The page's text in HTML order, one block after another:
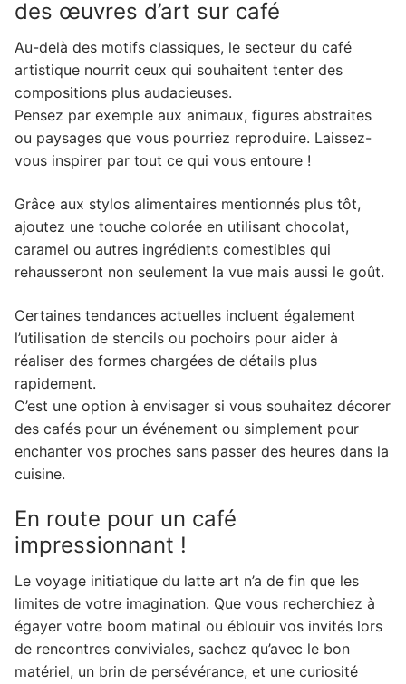
des œuvres d’art sur café
Au-delà des motifs classiques, le secteur du café
artistique nourrit ceux qui souhaitent tenter des
compositions plus audacieuses.
Pensez par exemple aux animaux, figures abstraites
ou paysages que vous pourriez reproduire. Laissez-
vous inspirer par tout ce qui vous entoure !
Grâce aux stylos alimentaires mentionnés plus tôt,
ajoutez une touche colorée en utilisant chocolat,
caramel ou autres ingrédients comestibles qui
rehausseront non seulement la vue mais aussi le goût.
Certaines tendances actuelles incluent également
l’utilisation de stencils ou pochoirs pour aider à
réaliser des formes chargées de détails plus
rapidement.
C’est une option à envisager si vous souhaitez décorer
des cafés pour un événement ou simplement pour
enchanter vos proches sans passer des heures dans la
cuisine.
En route pour un café
impressionnant !
Le voyage initiatique du latte art n’a de fin que les
limites de votre imagination. Que vous recherchiez à
égayer votre boom matinal ou éblouir vos invités lors
de rencontres conviviales, sachez qu’avec le bon
matériel, un brin de persévérance, et une curiosité